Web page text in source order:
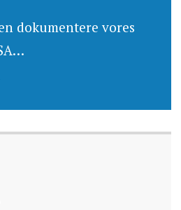
dokumentere vores